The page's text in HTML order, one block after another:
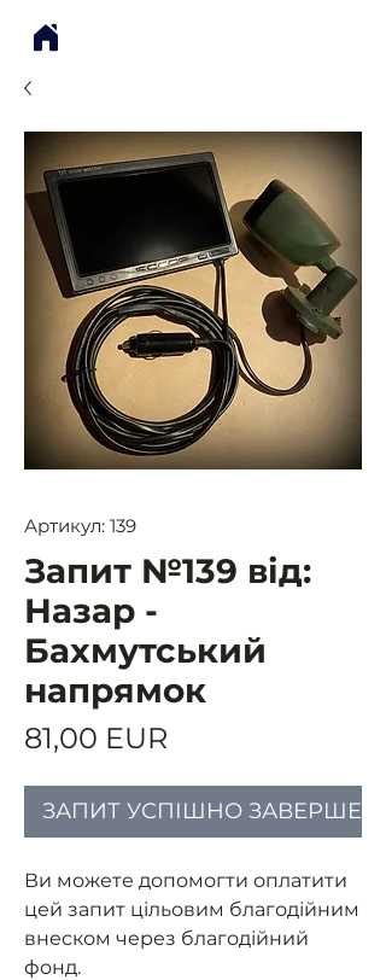
Артикул: 139
Запит №139 від:
Назар -
Бахмутський
напрямок
81,00 EUR
ЗАПИТ УСПІШНО
Ви можете допомогти оплатити
цей запит цільовим благодійним
внеском через благодійний
фонд.